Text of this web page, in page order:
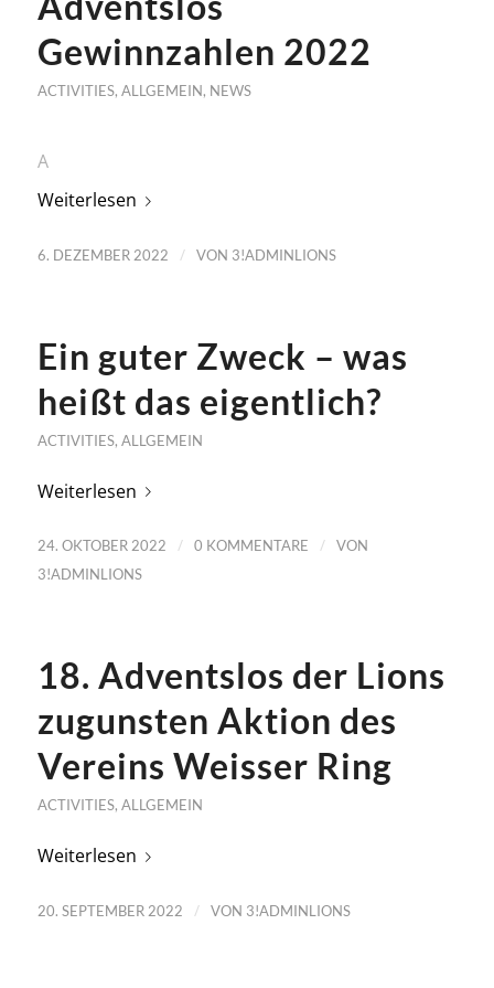
Gewinnzahlen 2022
ACTIVITIES, ALLGEMEIN, NEWS
A
Weiterlesen
6. DEZEMBER 2022 / VON 3!ADMINLIONS
Ein guter Zweck – was
heißt das eigentlich?
ACTIVITIES, ALLGEMEIN
Weiterlesen
24. OKTOBER 2022 / 0 KOMMENTARE /
VON
3!ADMINLIONS
18. Adventslos der Lions
zugunsten Aktion des
Vereins Weisser Ring
ACTIVITIES, ALLGEMEIN
Weiterlesen
20. SEPTEMBER 2022 / VON 3!ADMINLIONS